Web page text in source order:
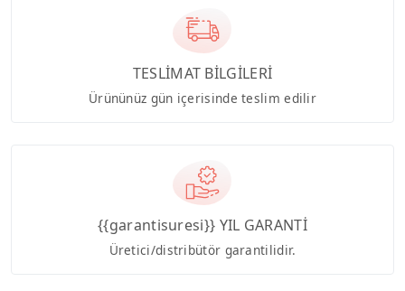
TESLİMAT BİLGİLERİ
Ürününüz gün içerisinde teslim edilir
{{garantisuresi}} YIL GARANTİ
Üretici/distribütör garantilidir.